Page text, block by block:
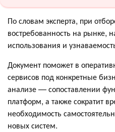
По словам эксперта, при
востребованность на рынке,
использования и
Документ поможет в
сервисов под конкретные
анализе — сопоставлении
платформ, а также сократит
необходимость
новых систем.